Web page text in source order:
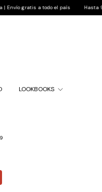
a todo el país Hasta 9 cuotas
LOOKBOOKS